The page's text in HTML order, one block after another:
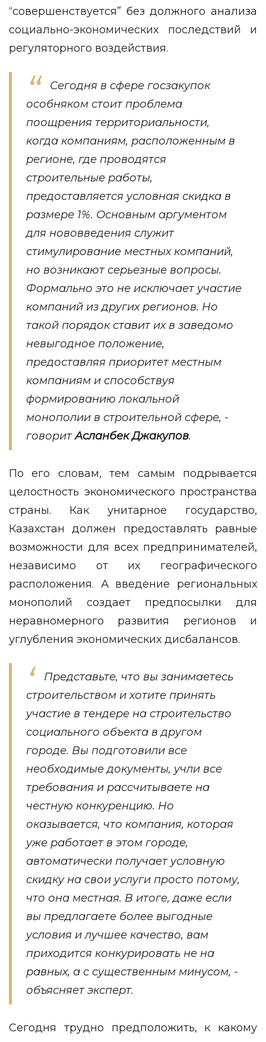
“совершенствуется” без должного анализа
социально-экономических последствий и
регуляторного воздействия.
Сегодня в сфере госзакупок
особняком стоит проблема
поощрения территориальности,
когда компаниям, расположенным в
регионе, где проводятся
строительные работы,
предоставляется условная скидка в
размере 1%. Основным аргументом
для нововведения служит
стимулирование местных компаний,
но возникают серьезные вопросы.
Формально это не исключает участие
компаний из других регионов. Но
такой порядок ставит их в заведомо
невыгодное положение,
предоставляя приоритет местным
компаниям и способствуя
формированию локальной
монополии в строительной сфере, -
говоритАсланбек Джакупов.
По его словам, тем самым подрывается
целостность экономического пространства
страны. Как унитарное государство,
Казахстан должен предоставлять равные
возможности для всех предпринимателей,
независимо от их географического
расположения. А введение региональных
монополий создает предпосылки для
неравномерного развития регионов и
углубления экономических дисбалансов.
Представьте, что вы занимаетесь
строительством и хотите принять
участие в тендере на строительство
социального объекта в другом
городе. Вы подготовили все
необходимые документы, учли все
требования и рассчитываете на
честную конкуренцию. Но
оказывается, что компания, которая
уже работает в этом городе,
автоматически получает условную
скидку на свои услуги просто потому,
что она местная. В итоге, даже если
вы предлагаете более выгодные
условия и лучшее качество, вам
приходится конкурировать не на
равных, а с существенным минусом, -
объясняет эксперт.
Сегодня трудно предположить, к какому